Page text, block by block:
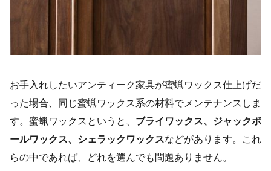
お手入れしたいアンティーク家具が蜜蝋ワックス仕上げだ
った場合、同じ蜜蝋ワックス系の材料でメンテナンスしま
す。蜜蝋ワックスというと、 ブライワックス、ジャックポ
ールワックス、シェラックワックスなどがあります。これ
らの中であれば、どれを選んでも問題ありません。